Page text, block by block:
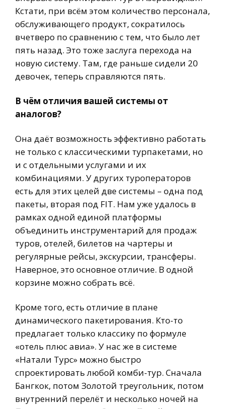
Кстати, при всём этом количество персонала,
обслуживающего продукт, сократилось
вчетверо по сравнению с тем, что было лет
пять назад. Это тоже заслуга перехода на
новую систему. Там, где раньше сидели 20
девочек, теперь справляются пять.
В чём отличия вашей системы от
аналогов?
Она даёт возможность эффективно работать
не только с классическими турпакетами, но
и с отдельными услугами и их
комбинациями. У других туроператоров
есть для этих целей две системы – одна под
пакеты, вторая под FIT. Нам уже удалось в
рамках одной единой платформы
объединить инструментарий для продаж
туров, отелей, билетов на чартеры и
регулярные рейсы, экскурсии, трансферы.
Наверное, это основное отличие. В одной
корзине можно собрать всё.
Кроме того, есть отличие в плане
динамического пакетирования. Кто-то
предлагает только классику по формуле
«отель плюс авиа». У нас же в системе
«Натали Турс» можно быстро
спроектировать любой комби-тур. Сначала
Бангкок, потом Золотой треугольник, потом
внутренний перелёт и несколько ночей на